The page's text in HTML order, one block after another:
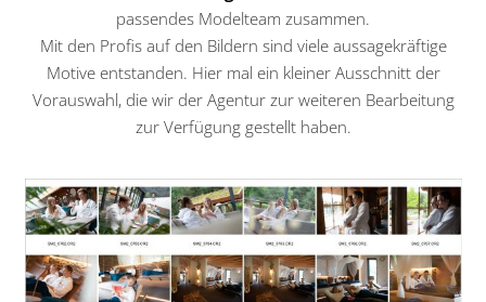
passendes Modelteam zusammen.
Mit den Profis auf den Bildern sind viele aussagekräftige
Motive entstanden. Hier mal ein kleiner Ausschnitt der
Vorauswahl, die wir der Agentur zur weiteren Bearbeitung
zur Verfügung gestellt haben.